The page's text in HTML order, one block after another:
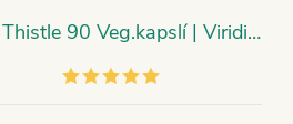
Ostropestřec - Milk Thistle 90 Veg.kapslí | Viridian